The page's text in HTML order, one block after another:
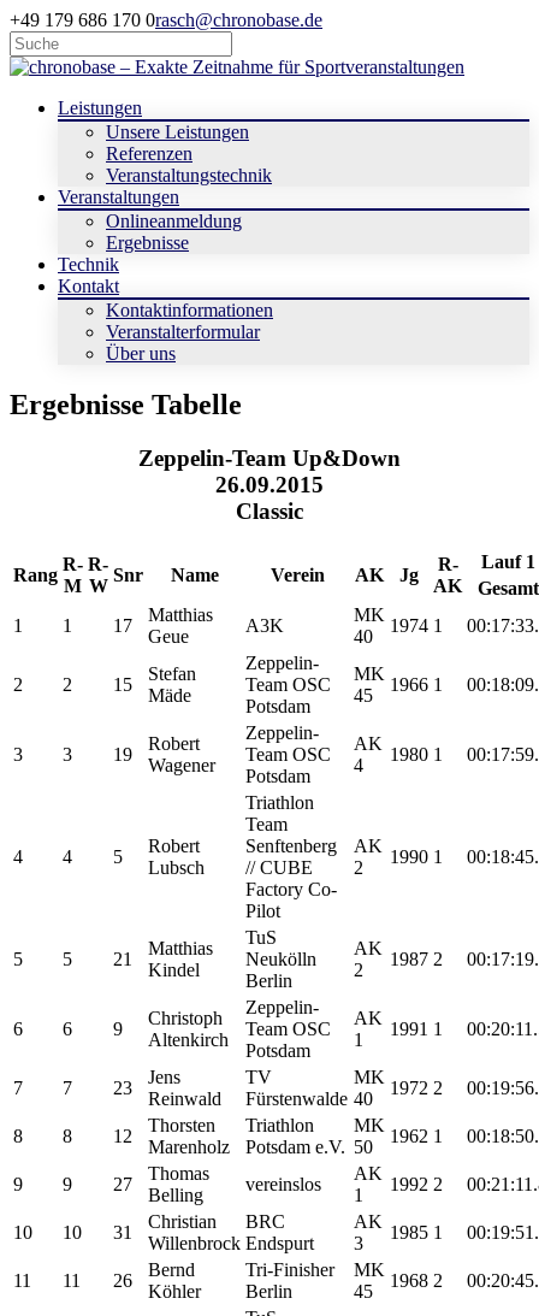
+49 179 686 170 0rasch@chronobase.de
Leistungen
Unsere Leistungen
Referenzen
Veranstaltungstechnik
Veranstaltungen
Onlineanmeldung
Ergebnisse
Technik
Kontakt
Kontaktinformationen
Veranstalterformular
Über uns
Ergebnisse Tabelle
Zeppelin-Team Up&Down
26.09.2015
Classic
Rang
R-
M
R-
W
Snr Name Verein AK Jg
R-
AK
Lauf 1
Gesamt
1
1 17
Matthias
Geue
A3K
MK
40
1974 1
2 2 15
Stefan
Mäde
Zeppelin-
Team OSC
Potsdam
MK
45
1966 1
3 3 19
Robert
Wagener
Zeppelin-
Team OSC
Potsdam
AK
4
1980 1
4 4 5
Robert
Lubsch
Triathlon
Team
Senftenberg
// CUBE
Factory Co-
Pilot
AK
2
1990 1
5 5 21
Matthias
Kindel
TuS
Neukölln
Berlin
AK
2
1987 2
6 6 9
Christoph
Altenkirch
Zeppelin-
Team OSC
Potsdam
AK
1
1991 1
7 7 23
Jens
Reinwald
TV
Fürstenwalde
MK
40
1972 2
8 8 12
Thorsten
Marenholz
Triathlon
Potsdam e.V.
MK
50
1962 1
9 9 27
Thomas
Belling
vereinslos
AK
1
1992 2
10 10 31
Christian
Willenbrock
BRC
Endspurt
AK
3
1985 1
11 11 26
Bernd
Köhler
Tri-Finisher
Berlin
MK
45
1968 2